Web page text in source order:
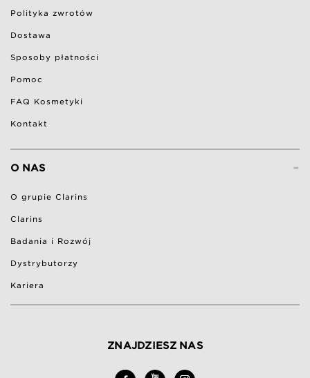
Polityka zwrotów
Dostawa
Sposoby płatności
Pomoc
FAQ Kosmetyki
Kontakt
-
O NAS
O grupie Clarins
Clarins
Badania i Rozwój
Dystrybutorzy
Kariera
ZNAJDZIESZ NAS